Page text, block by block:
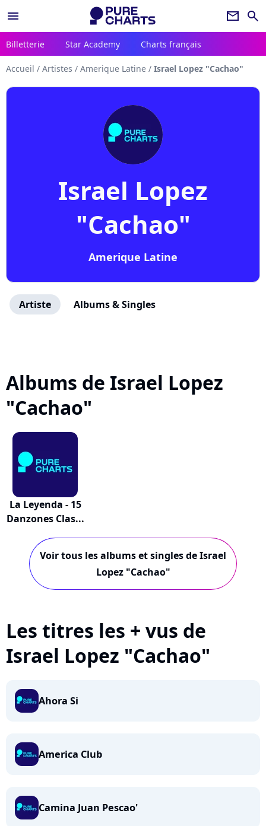
menu newsletter search
Billetterie Star Academy Charts français
Accueil / Artistes / Amerique Latine / Israel Lopez "Cachao"
Israel Lopez
"Cachao"
Amerique Latine
Artiste Albums & Singles
Albums de Israel Lopez
"Cachao"
La Leyenda - 15
Danzones Clas...
Voir tous les albums et singles de Israel
Lopez "Cachao"
Les titres les + vus de
Israel Lopez "Cachao"
Ahora Si
America Club
Camina Juan Pescao'